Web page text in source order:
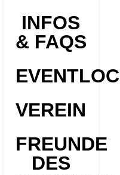
INFOS
& FAQS
VEREIN
FREUNDE
DES